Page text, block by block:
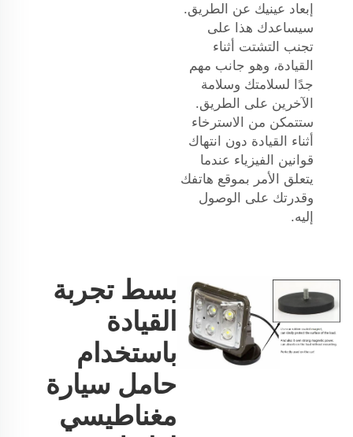
إبعاد عينيك عن الطريق.
سيساعدك هذا على
تجنب التشتت أثناء
القيادة، وهو جانب مهم
جدًا لسلامتك وسلامة
الآخرين على الطريق.
ستتمكن من الاسترخاء
أثناء القيادة دون انتهاك
قوانين الفيزياء عندما
يتعلق الأمر بموقع هاتفك
وقدرتك على الوصول
إليه.
بسط تجربة
القيادة
باستخدام
حامل سيارة
مغناطيسي